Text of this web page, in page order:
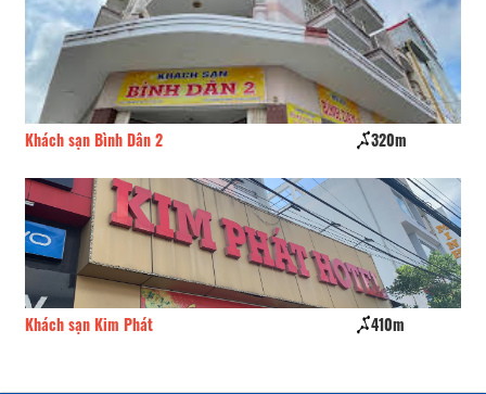
320m
410m
Cụm Khách Sạn Đông Xuyên
LARA Hotel Long Xuyên